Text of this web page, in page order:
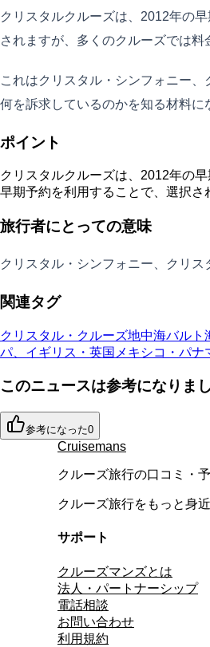
クリスタルクルーズは、2012年の
されますが、多くのクルーズでは料
これはクリスタル・シンフォニー
何を訴求しているのかを知る材料に
ポイント
クリスタルクルーズは、2012年の
早期予約を利用することで、選択
旅行者にとっての意味
クリスタル・シンフォニー、クリ
関連タグ
クリスタル・クルーズ地中海バルト
パ、イギリス・英国 メキシコ・パナ
このニュースは参考になりま
参考になった0
Cruisemans
クルーズ旅行の口コミ・
クルーズ旅行をもっと身近
サポート
クルーズマンズとは
法人・パートナーシップ
電話相談
お問い合わせ
利用規約